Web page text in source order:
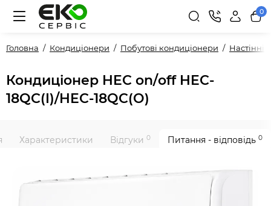
0
Головна Кондиціонери Побутові кондиціонери Настінні
Кондиціонер HEC оn/оff HEC-
18QC(I)/HEC-18QC(O)
Характеристики Відгуки 0 Питання - відповідь 0